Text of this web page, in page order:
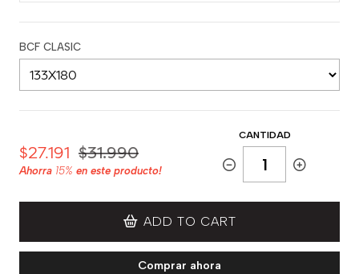
BCF CLASIC
$27.191 $31.990
Ahorra 15% en este producto!
CANTIDAD
ADD TO CART
Comprar ahora